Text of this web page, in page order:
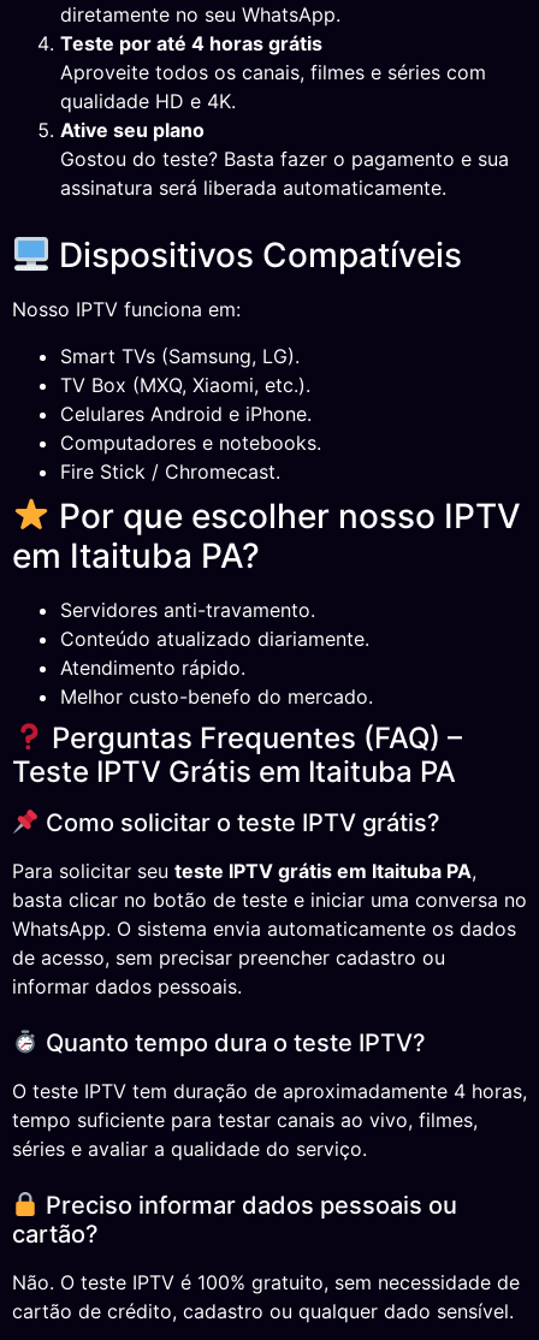
diretamente no seu WhatsApp.
Teste por até 4 horas grátis
Aproveite todos os canais, filmes e séries com
qualidade HD e 4K.
Ative seu plano
Gostou do teste? Basta fazer o pagamento e sua
assinatura será liberada automaticamente.
Dispositivos Compatíveis
Nosso IPTV funciona em:
Smart TVs (Samsung, LG).
TV Box (MXQ, Xiaomi, etc.).
Celulares Android e iPhone.
Computadores e notebooks.
Fire Stick / Chromecast.
Por que escolher nosso IPTV
em Itaituba PA?
Servidores anti-travamento.
Conteúdo atualizado diariamente.
Atendimento rápido.
Melhor custo-benefo do mercado.
Perguntas Frequentes (FAQ) –
Teste IPTV Grátis em Itaituba PA
Como solicitar o teste IPTV grátis?
Para solicitar seu teste IPTV grátis em Itaituba PA,
basta clicar no botão de teste e iniciar uma conversa no
WhatsApp. O sistema envia automaticamente os dados
de acesso, sem precisar preencher cadastro ou
informar dados pessoais.
Quanto tempo dura o teste IPTV?
O teste IPTV tem duração de aproximadamente 4 horas,
tempo suficiente para testar canais ao vivo, filmes,
séries e avaliar a qualidade do serviço.
Preciso informar dados pessoais ou
cartão?
Não. O teste IPTV é 100% gratuito, sem necessidade de
cartão de crédito, cadastro ou qualquer dado sensível.